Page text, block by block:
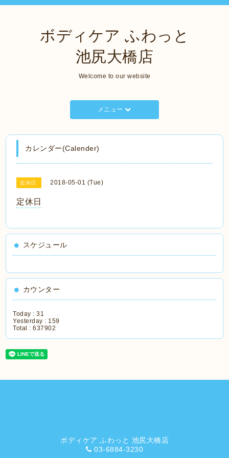
ボディケア ふわっと
池尻大橋店
Welcome to our website
メニュー
カレンダー(Calender)
定休日 2018-05-01 (Tue)
定休日
スケジュール
カウンター
Today :31
Yesterday : 159
Total :637902
ボディケア ふわっと 池尻大橋店
03-6884-3230